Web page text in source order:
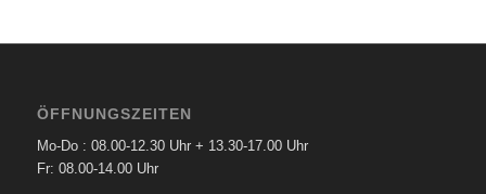
ÖFFNUNGSZEITEN
Mo-Do : 08.00-12.30 Uhr + 13.30-17.00 Uhr
Fr: 08.00-14.00 Uhr